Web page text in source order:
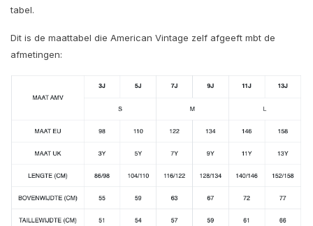
tabel.
Dit is de maattabel die American Vintage zelf afgeeft mbt de
afmetingen: